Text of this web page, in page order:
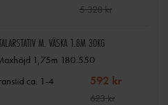
5 328 kr
M. VÄSKA 1.8M 30KG
1,75m 180.550
ca. 1-4
592 kr
623 kr